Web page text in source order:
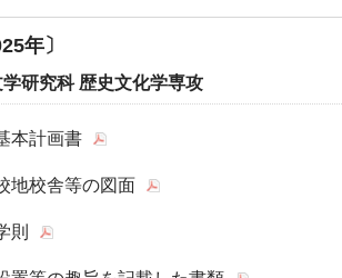
年〕
学研究科 歴史文化学専攻
本計画書
地校舎等の図面
則